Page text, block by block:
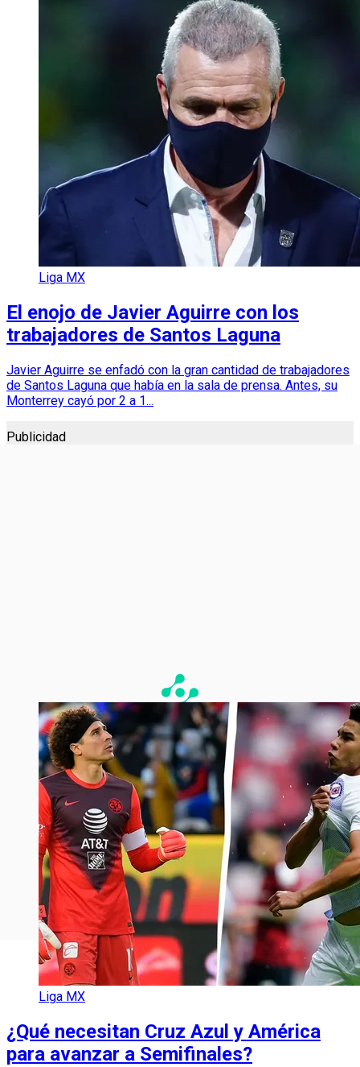
Liga MX
El enojo de Javier Aguirre con los
trabajadores de Santos Laguna
Javier Aguirre se enfadó con la gran cantidad de trabajadores
de Santos Laguna que había en la sala de prensa. Antes, su
Monterrey cayó por 2 a 1...
Publicidad
Liga MX
¿Qué necesitan Cruz Azul y América
para avanzar a Semifinales?